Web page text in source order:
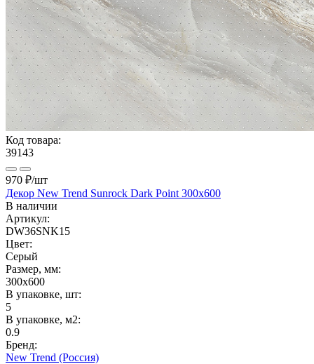
Код товара:
39143
970 ₽/шт
Декор New Trend Sunrock Dark Point 300x600
В наличии
Артикул:
DW36SNK15
Цвет:
Серый
Размер, мм:
300x600
В упаковке, шт:
5
В упаковке, м2:
0.9
Бренд:
New Trend (Россия)